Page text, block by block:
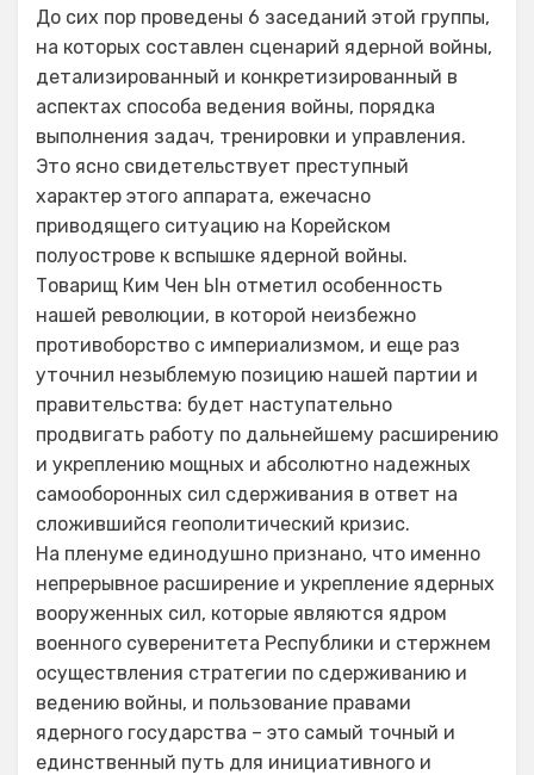
До сих пор проведены 6 заседаний этой группы,
на которых составлен сценарий ядерной войны,
детализированный и конкретизированный в
аспектах способа ведения войны, порядка
выполнения задач, тренировки и управления.
Это ясно свидетельствует преступный
характер этого аппарата, ежечасно
приводящего ситуацию на Корейском
полуострове к вспышке ядерной войны.
Товарищ Ким Чен Ын отметил особенность
нашей революции, в которой неизбежно
противоборство с империализмом, и еще раз
уточнил незыблемую позицию нашей партии и
правительства: будет наступательно
продвигать работу по дальнейшему расширению
и укреплению мощных и абсолютно надежных
самооборонных сил сдерживания в ответ на
сложившийся геополитический кризис.
На пленуме единодушно признано, что именно
непрерывное расширение и укрепление ядерных
вооруженных сил, которые являются ядром
военного суверенитета Республики и стержнем
осуществления стратегии по сдерживанию и
ведению войны, и пользование правами
ядерного государства – это самый точный и
единственный путь для инициативного и